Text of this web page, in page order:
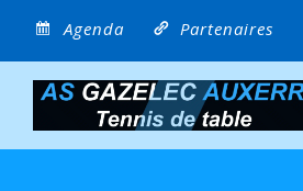
Agenda Partenaires